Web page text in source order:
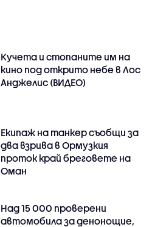
Кучета и стопаните им на
кино под открито небе в Лос
Анджелис (ВИДЕО)
Екипаж на танкер съобщи за
два взрива в Ормузкия
проток край бреговете на
Оман
Над 15 000 проверени
автомобила за денонощие,